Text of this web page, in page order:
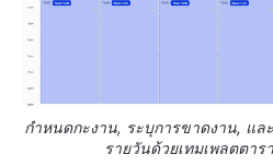
กำหนดกะงาน, ระบุการขาดงาน, แล
รายวันด้วยเทมเพลตตาร